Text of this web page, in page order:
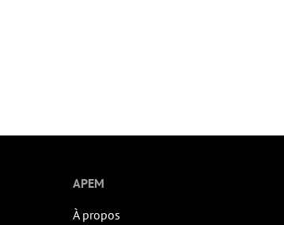
APEM
À propos